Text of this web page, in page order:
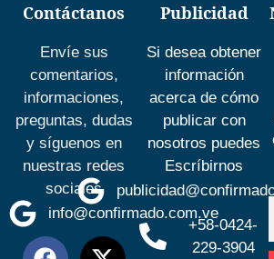
Contáctanos
Envíe sus
comentarios,
informaciones,
preguntas, dudas
y síguenos en
nuestras redes
sociales
info@confirmado.com.ve
Publicidad
Si desea obtener
información
acerca de cómo
publicar con
nosotros puedes
Escríbirnos
+58-0424-
229-3904